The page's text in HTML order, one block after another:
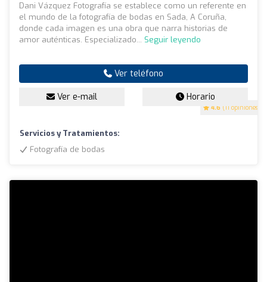
4.6 (11 opiniones)
Dani Vázquez Fotografía se establece como un referente en
el mundo de la fotografía de bodas en Sada, A Coruña,
donde cada imagen es una obra que narra historias de
amor auténticas. Especializado... Seguir leyendo
Ver teléfono
Ver e-mail Horario
Servicios y Tratamientos:
Fotografía de bodas